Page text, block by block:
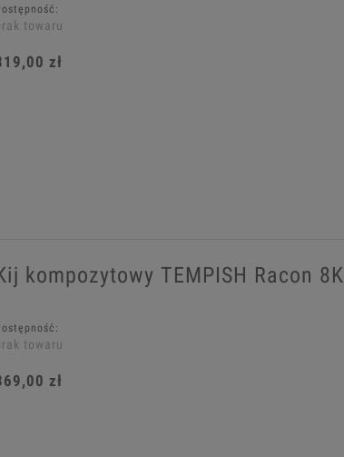
towaru
zł
kompozytowy TEMPISH Racon 8K
towaru
zł